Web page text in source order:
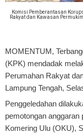
Komisi Pemberantasan
Rakyat dan Kawasan
MOMENTUM,
(KPK) mendadak
Perumahan Rakyat
Lampung Tengah,
Penggeledahan
pemotongan
Komering Ulu (OKU),